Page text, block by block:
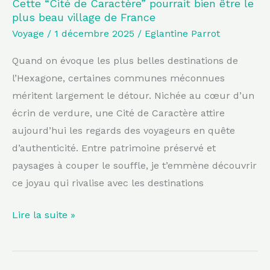
Cette “Cité de Caractère” pourrait bien être le
plus beau village de France
Voyage / 1 décembre 2025 / Eglantine Parrot
Quand on évoque les plus belles destinations de
l’Hexagone, certaines communes méconnues
méritent largement le détour. Nichée au cœur d’un
écrin de verdure, une Cité de Caractère attire
aujourd’hui les regards des voyageurs en quête
d’authenticité. Entre patrimoine préservé et
paysages à couper le souffle, je t’emmène découvrir
ce joyau qui rivalise avec les destinations
de
France
Lire la suite »